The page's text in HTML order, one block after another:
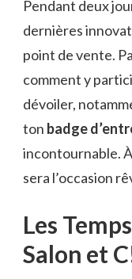
Pendant deux
dernières
point de vente.
comment y
dévoiler,
ton badge
incontournable.
sera l’occasion
Les
Salon et